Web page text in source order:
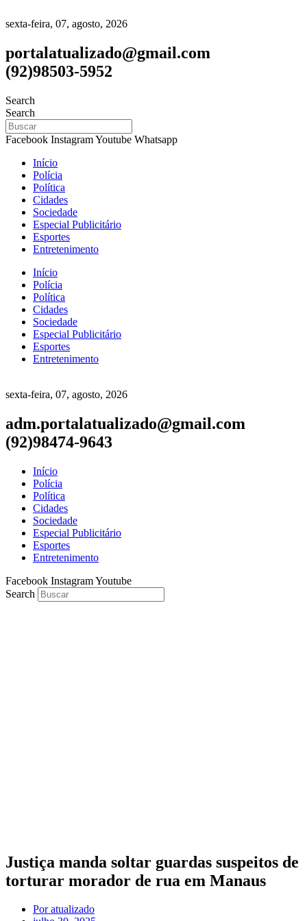
sexta-feira, 07, agosto, 2026
portalatualizado@gmail.com
(92)98503-5952
Search
Search
Facebook InstagramYoutube Whatsapp
Início
Polícia
Política
Cidades
Sociedade
Especial Publicitário
Esportes
Entretenimento
Início
Polícia
Política
Cidades
Sociedade
Especial Publicitário
Esportes
Entretenimento
sexta-feira, 07, agosto, 2026
adm.portalatualizado@gmail.com
(92)98474-9643
Início
Polícia
Política
Cidades
Sociedade
Especial Publicitário
Esportes
Entretenimento
Facebook InstagramYoutube
Search
Justiça manda soltar guardas suspeitos de
torturar morador de rua em Manaus
Poratualizado